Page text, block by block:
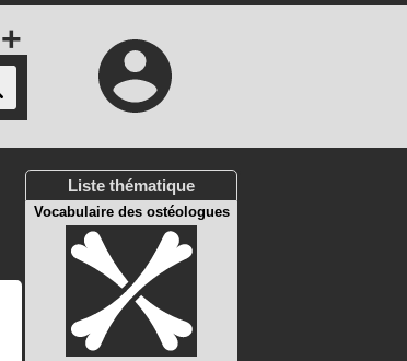
+
Liste thématique
Vocabulaire des ostéologues